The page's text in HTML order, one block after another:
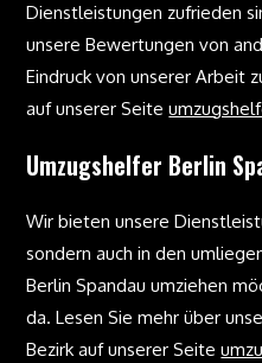
Dienstleistungen zufrieden
unsere Bewertungen von
Eindruck von unserer Arbeit
auf unserer Seite
Umzugshelfer Berlin
Wir bieten unsere
sondern auch in den
Berlin Spandau umziehen
da. Lesen Sie mehr über
Bezirk auf unserer Seite